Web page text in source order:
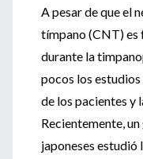
A pesar de que el
tímpano (CNT) es
durante la
pocos los estudios
de los pacientes y
Recientemente,
japoneses estudió